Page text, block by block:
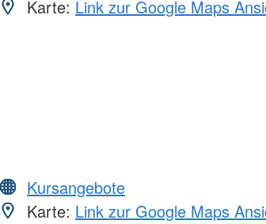
Karte: Link zur Google Maps
Kursangebote
Karte: Link zur Google Maps